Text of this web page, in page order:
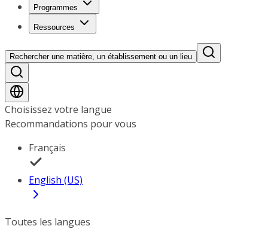
Programmes
Ressources
Rechercher une matière, un établissement ou un lieu
Choisissez votre langue
Recommandations pour vous
Français
English (US)
Toutes les langues